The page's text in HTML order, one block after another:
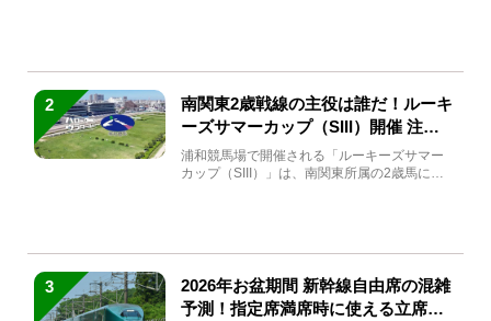
2
南関東2歳戦線の主役は誰だ！ルーキ
ーズサマーカップ（SIII）開催 注目
馬と見どころをチェック
浦和競馬場で開催される「ルーキーズサマー
カップ（SIII）」は、南関東所属の2歳馬によ
3
2026年お盆期間 新幹線自由席の混雑
予測！指定席満席時に使える立席特